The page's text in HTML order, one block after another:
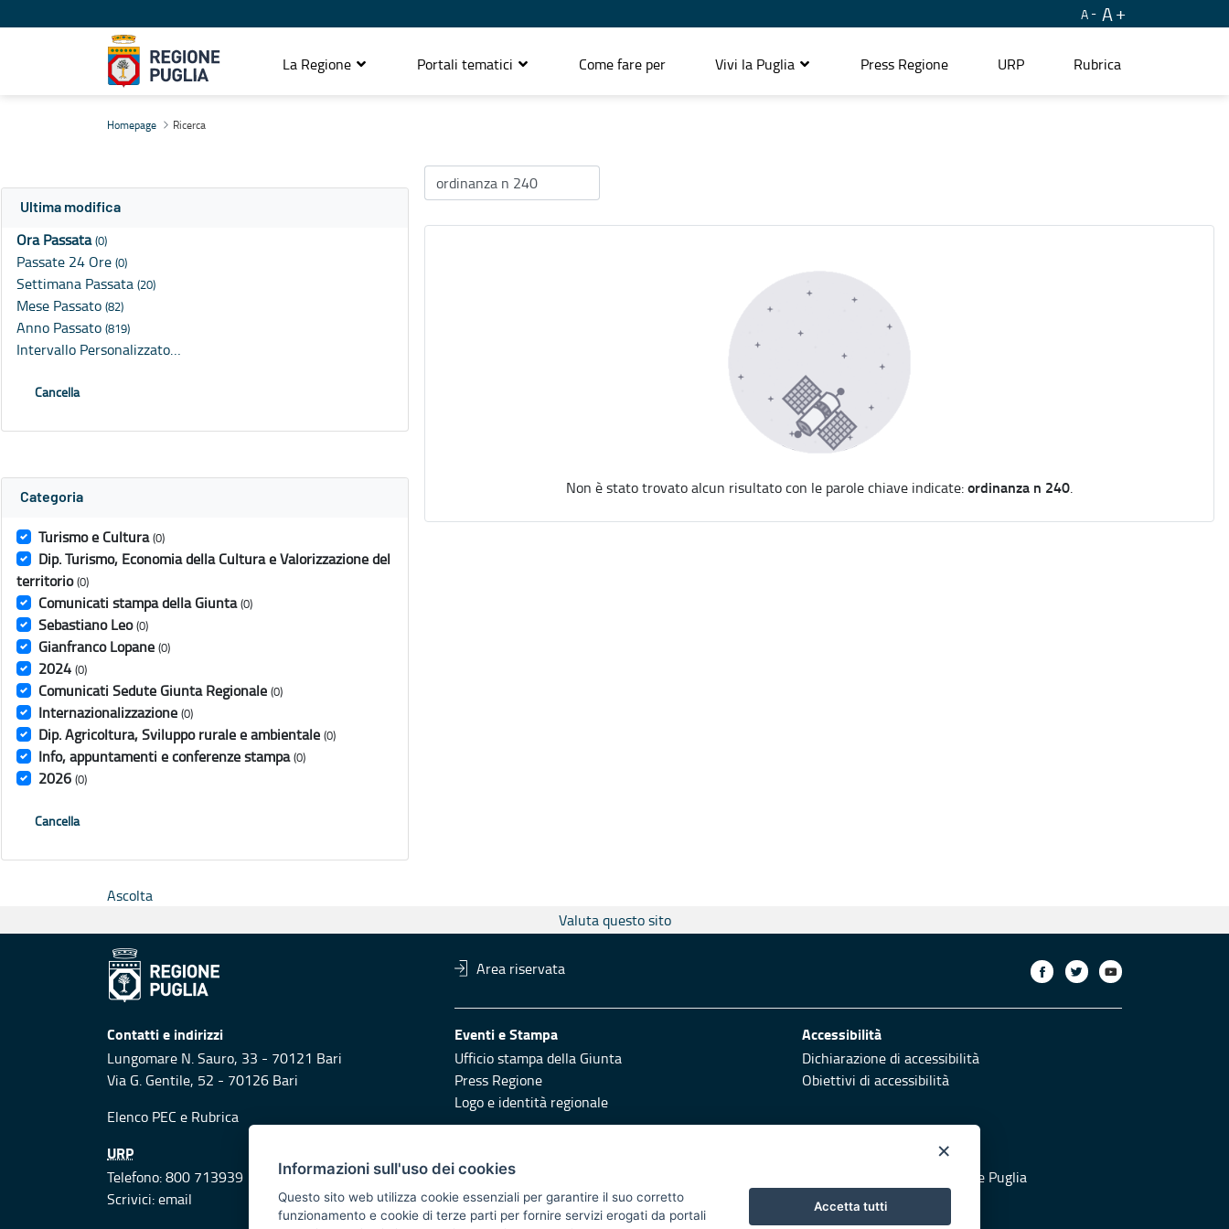
A A
La Regione Portali tematici Come fare per Vivi la Puglia Press Regione URP Rubrica
Homepage Ricerca
Ultima modifica
Ora Passata(0)
Passate 24 Ore (0)
Settimana Passata (20)
Mese Passato (82)
Anno Passato (819)
Intervallo Personalizzato…
Cancella
Categoria
Turismo e Cultura (0)
Dip. Turismo, Economia della Cultura e Valorizzazione del
territorio (0)
Comunicati stampa della Giunta (0)
Sebastiano Leo (0)
Gianfranco Lopane (0)
2024 (0)
Comunicati Sedute Giunta Regionale (0)
Internazionalizzazione (0)
Dip. Agricoltura, Sviluppo rurale e ambientale (0)
Info, appuntamenti e conferenze stampa (0)
2026 (0)
Cancella
Non è stato trovato alcun risultato con le parole chiave indicate:ordinanza n 240.
Ascolta
Valuta questo sito
Area riservata
Contatti e indirizzi
Lungomare N. Sauro, 33 - 70121 Bari
Via G. Gentile, 52 - 70126 Bari
Elenco PEC e Rubrica
Eventi e Stampa
Ufficio stampa della Giunta
Press Regione
Logo e identità regionale
Accessibilità
Dichiarazione di accessibilità
Obiettivi di accessibilità
URP
Telefono: 800 713939
Scrivici:email
Responsabili di pubblicazione Vai al sito di Protezione Civile Puglia
×
Informazioni sull'uso dei cookies
Questo sito web utilizza cookie essenziali per garantire il suo corretto
funzionamento e cookie di terze parti per fornire servizi erogati da portali
Accetta tutti